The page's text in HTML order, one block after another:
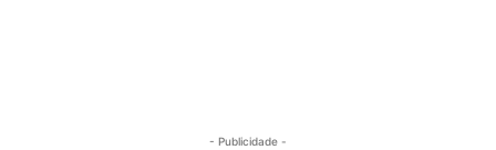
- Publicidade -